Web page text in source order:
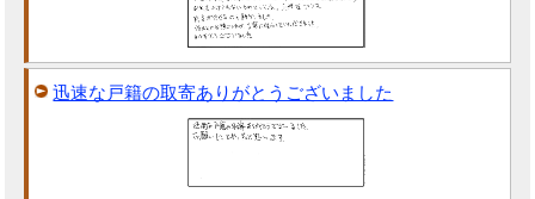
迅速な戸籍の取寄ありがとうございました